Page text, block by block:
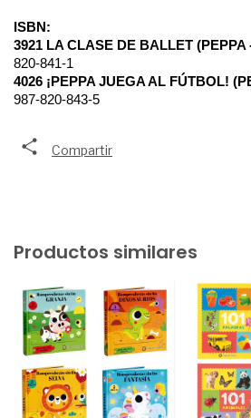
ISBN:
3921 LA CLASE DE BALLET (PEPPA
820-841-1
4026 ¡PEPPA JUEGA AL FÚTBOL!
987-820-843-5
Compartir
Productos similares